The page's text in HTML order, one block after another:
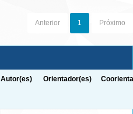
Anterior 1 Próximo
Autor(es) Orientador(es)